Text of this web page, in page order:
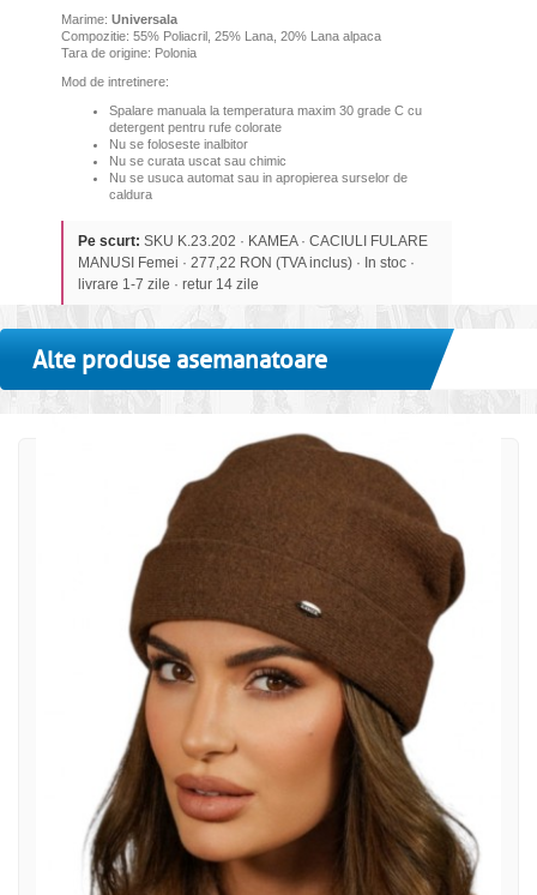
Marime: Universala
Compozitie: 55% Poliacril, 25% Lana, 20% Lana alpaca
Tara de origine: Polonia
Mod de intretinere:
Spalare manuala la temperatura maxim 30 grade C cu
detergent pentru rufe colorate
Nu se foloseste inalbitor
Nu se curata uscat sau chimic
Nu se usuca automat sau in apropierea surselor de
caldura
Pe scurt: SKU K.23.202 · KAMEA · CACIULI FULARE
MANUSI Femei · 277,22 RON (TVA inclus) · In stoc ·
livrare 1-7 zile · retur 14 zile
Alte produse asemanatoare